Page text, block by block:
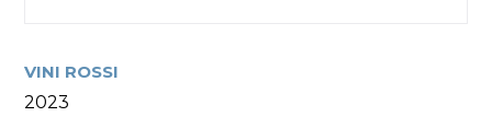
VINI ROSSI
2023